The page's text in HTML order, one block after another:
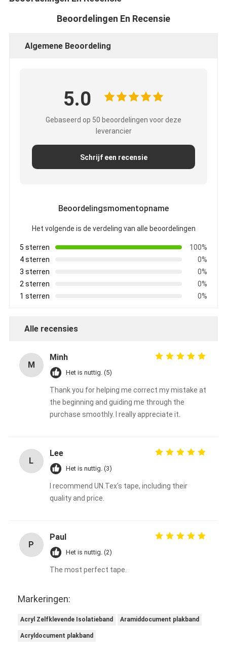
Zelfklevende Isolatieband
De Isolatieband van de glasdoek
Hittebestendige Isolatieband
De Plakband van de glasdoek
Aluminiumfolie Plakband
De Doekband van het aluminiumfolieglas
Folie Onder ogen gezien Kraftpapier-Document
De Band van het foliegrof linnen
HUISDIEREN Plakband
Het Afgietsel van de precisieinvestering
Elektrische isolatieplaat
Beoordelingen En Recensie
Algemene Beoordeling
5.0
Gebaseerd op 50 beoordelingen voor deze
leverancier
Schrijf een recensie
Beoordelingsmomentopname
Het volgende is de verdeling van alle beoordelingen
5 sterren
100%
4 sterren
0%
3 sterren
0%
2 sterren
0%
1 sterren
0%
Alle recensies
M
Minh
Het is nuttig. (5)
Thank you for helping me correct my mistake at
the beginning and guiding me through the
purchase smoothly. I really appreciate it.
L
Lee
Het is nuttig. (3)
I recommend UN.Tex's tape, including their
quality and price.
P
Paul
Het is nuttig. (2)
The most perfect tape.
Markeringen:
Acryl Zelfklevende Isolatieband Aramiddocument plakband
Acryldocument plakband